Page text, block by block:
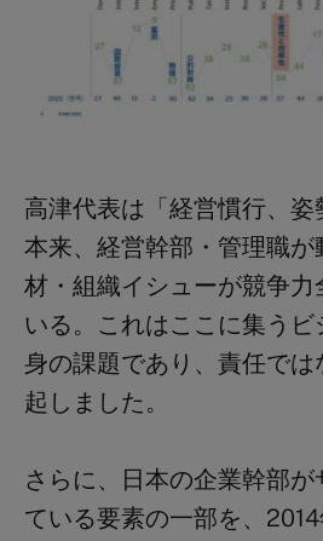
高津代表は「経営慣行、姿
本来、経営幹部・管理職が
材・組織イシューが競争力
いる。これはここに集うビ
身の課題であり、責任で
起しました。
さらに、日本の企業幹部が
ている要素の一部を、 2014